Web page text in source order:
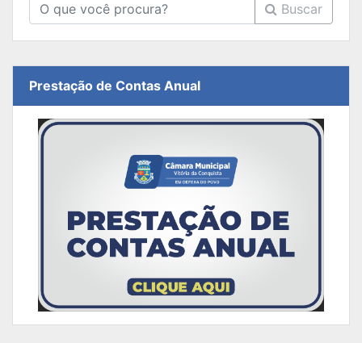
Buscar
Prestação de Contas Anual